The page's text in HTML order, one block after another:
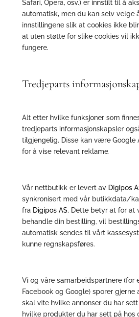
Safari, Opera, osv.) er innstilt til å
automatisk, men du kan selv velge
innstillingene slik at cookies ikke
at uten støtte for slike cookies vil
fungere.
Tredjeparts
Alt etter hvilke funksjoner som
tredjeparts informasjonskapsler
tilgjengelig. Disse kan være Google
for å vise relevant reklame.
Vår nettbutikk er levert av Digipos
synkronisert med vår butikkdata/
fra Digipos AS. Dette betyr at for at
behandle din bestilling, vil
automatisk sendes til vårt
kunne regnskapsføres.
Vi og våre samarbeidspartnere (for
Facebook og Google) sporer gjerne
skal vite hvilke annonser du har
hvilke produkter du har sett på hos